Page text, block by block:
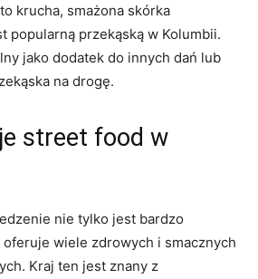
krucha, smażona skórka
popularną ⁢przekąską w Kolumbii.
jako dodatek do innych⁤ dań lub
na drogę.
street food w
nie⁣ tylko jest bardzo
⁢wiele zdrowych i⁢ smacznych
Kraj‌ ten jest‍ znany z